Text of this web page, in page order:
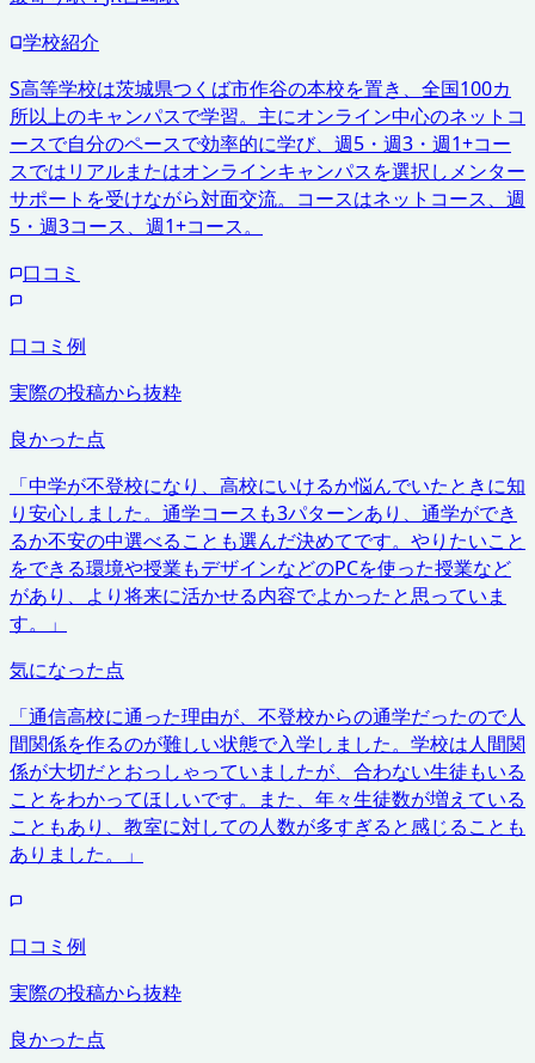
学校紹介
S高等学校は茨城県つくば市作谷の本校を置き、全国100カ
所以上のキャンパスで学習。主にオンライン中心のネットコ
ースで自分のペースで効率的に学び、週5・週3・週1+コー
スではリアルまたはオンラインキャンパスを選択しメンター
サポートを受けながら対面交流。コースはネットコース、週
5・週3コース、週1+コース。
口コミ
口コミ例
実際の投稿から抜粋
良かった点
「中学が不登校になり、高校にいけるか悩んでいたときに知
り安心しました。通学コースも3パターンあり、通学ができ
るか不安の中選べることも選んだ決めてです。やりたいこと
をできる環境や授業もデザインなどのPCを使った授業など
があり、より将来に活かせる内容でよかったと思っていま
す。
」
気になった点
「通信高校に通った理由が、不登校からの通学だったので人
間関係を作るのが難しい状態で入学しました。学校は人間関
係が大切だとおっしゃっていましたが、合わない生徒もいる
ことをわかってほしいです。また、年々生徒数が増えている
こともあり、教室に対しての人数が多すぎると感じることも
ありました。
」
口コミ例
実際の投稿から抜粋
良かった点